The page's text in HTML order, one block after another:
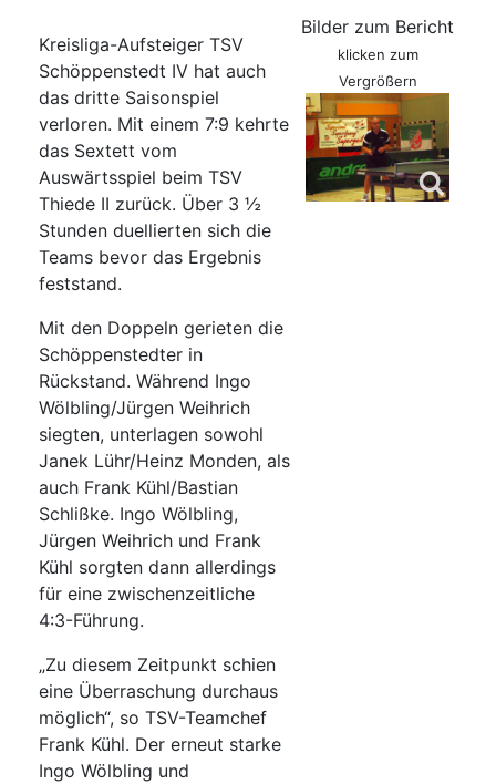
Kreisliga-Aufsteiger TSV
Schöppenstedt IV hat auch
das dritte Saisonspiel
verloren. Mit einem 7:9 kehrte
das Sextett vom
Auswärtsspiel beim TSV
Thiede II zurück. Über 3 ½
Stunden duellierten sich die
Teams bevor das Ergebnis
feststand.
Mit den Doppeln gerieten die
Schöppenstedter in
Rückstand. Während Ingo
Wölbling/Jürgen Weihrich
siegten, unterlagen sowohl
Janek Lühr/Heinz Monden, als
auch Frank Kühl/Bastian
Schlißke. Ingo Wölbling,
Jürgen Weihrich und Frank
Kühl sorgten dann allerdings
für eine zwischenzeitliche
4:3-Führung.
„Zu diesem Zeitpunkt schien
eine Überraschung durchaus
möglich“, so TSV-Teamchef
Frank Kühl. Der erneut starke
Ingo Wölbling und
Bilder zum Bericht
klicken zum
Vergrößern